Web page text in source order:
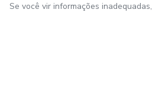
Se você vir informações inadequadas,